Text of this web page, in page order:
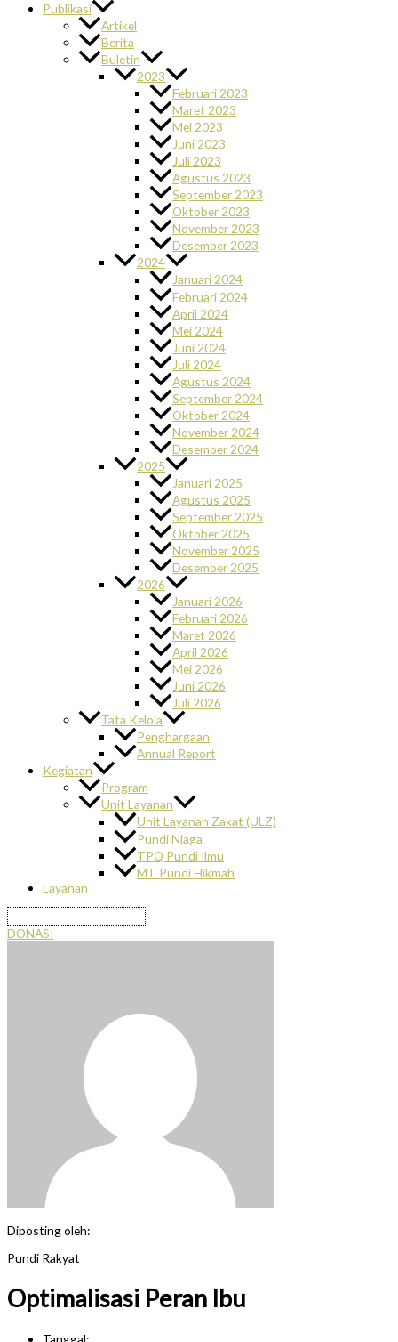
Publikasi
Artikel
Berita
Buletin
2023
Februari 2023
Maret 2023
Mei 2023
Juni 2023
Juli 2023
Agustus 2023
September 2023
Oktober 2023
November 2023
Desember 2023
2024
Januari 2024
Februari 2024
April 2024
Mei 2024
Juni 2024
Juli 2024
Agustus 2024
September 2024
Oktober 2024
November 2024
Desember 2024
2025
Januari 2025
Agustus 2025
September 2025
Oktober 2025
November 2025
Desember 2025
2026
Januari 2026
Februari 2026
Maret 2026
April 2026
Mei 2026
Juni 2026
Juli 2026
Tata Kelola
Penghargaan
Annual Report
Kegiatan
Program
Unit Layanan
Unit Layanan Zakat (ULZ)
Pundi Niaga
TPQ Pundi Ilmu
MT Pundi Hikmah
Layanan
DONASI
Diposting oleh:
Pundi Rakyat
Optimalisasi Peran Ibu